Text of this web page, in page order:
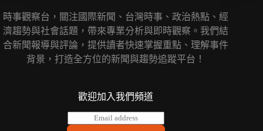
時事觀察台，關注國際新聞、台灣時事、政治熱點、經
濟趨勢與社會話題，帶來專業分析與即時觀察。我們結
合新聞報導與評論，提供讀者快速掌握重點、理解事件
背景，打造全方位的新聞與趨勢追蹤平台！
歡迎加入我們頻道
m